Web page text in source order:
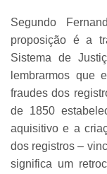
Segundo
proposição é a
Sistema de
lembrarmos que
fraudes dos
de 1850
aquisitivo e a
dos registros –
significa um